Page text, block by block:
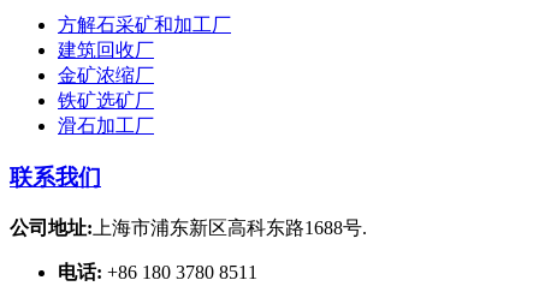
方解石采矿和加工厂
建筑回收厂
金矿浓缩厂
铁矿选矿厂
滑石加工厂
联系我们
公司地址: 上海市浦东新区高科东路1688号.
电话: +86 180 3780 8511